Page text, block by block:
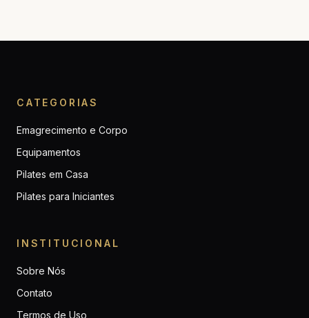
CATEGORIAS
Emagrecimento e Corpo
Equipamentos
Pilates em Casa
Pilates para Iniciantes
INSTITUCIONAL
Sobre Nós
Contato
Termos de Uso